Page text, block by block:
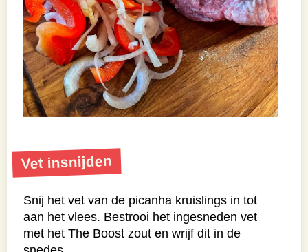
Vet insnijden
Snij het vet van de picanha kruislings in tot
aan het vlees. Bestrooi het ingesneden vet
met het The Boost zout en wrijf dit in de